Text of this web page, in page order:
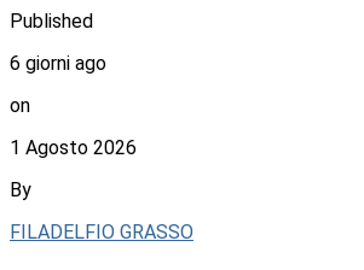
Published
6 giorni ago
on
1 Agosto 2026
By
FILADELFIO GRASSO